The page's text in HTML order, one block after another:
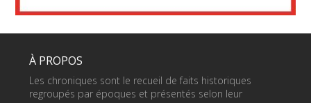
À PROPOS
Les chroniques sont le recueil de faits historiques
regroupés par époques et présentés selon leur